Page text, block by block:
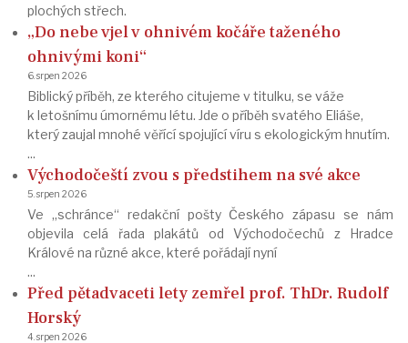
plochých střech.
„Do nebe vjel v ohnivém kočáře taženého
ohnivými koni“
6. srpen 2026
Biblický příběh, ze kterého citujeme v titulku, se váže
k letošnímu úmornému létu. Jde o příběh svatého Eliáše,
který zaujal mnohé věřící spojující víru s ekologickým hnutím.
...
Východočeští zvou s předstihem na své akce
5. srpen 2026
Ve „schránce“ redakční pošty Českého zápasu se nám
objevila celá řada plakátů od Východočechů z Hradce
Králové na různé akce, které pořádají nyní
...
Před pětadvaceti lety zemřel prof. ThDr. Rudolf
Horský
4. srpen 2026